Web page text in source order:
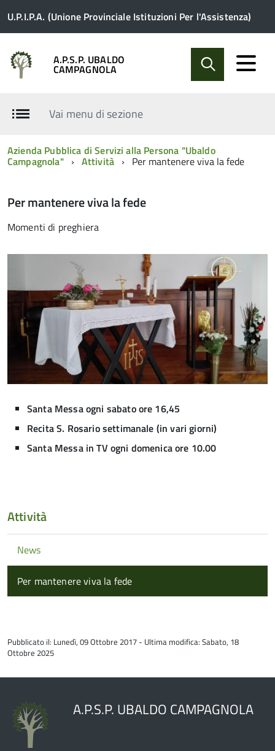
U.P.I.P.A. (Unione Provinciale Istituzioni Per l'Assistenza)
A.P.S.P. UBALDO
CAMPAGNOLA
Vai menu di sezione
Azienda Pubblica di Servizi alla Persona "Ubaldo
Campagnola" Attività Per mantenere viva la fede
Per mantenere viva la fede
Momenti di preghiera
Santa Messa ogni sabato ore 16,45
Recita S. Rosario settimanale (in vari giorni)
Santa Messa in TV ogni domenica ore 10.00
Attività
News
Per mantenere viva la fede
del
contenuto
Pubblicato il: Lunedì, 09 Ottobre 2017 - Ultima modifica: Sabato, 18
Ottobre 2025
A.P.S.P. UBALDO CAMPAGNOLA